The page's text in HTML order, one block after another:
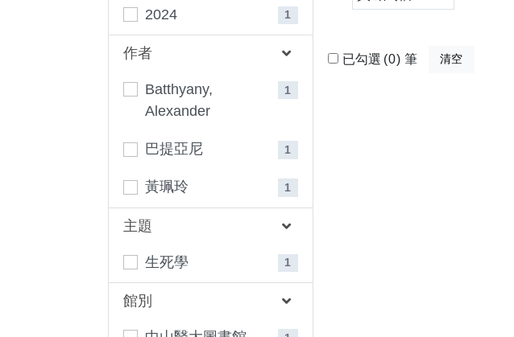
2024 1
作者
Batthyany,
Alexander
1
巴提亞尼 1
黃珮玲 1
主題
生死學 1
館別
已勾選 0 筆 清空